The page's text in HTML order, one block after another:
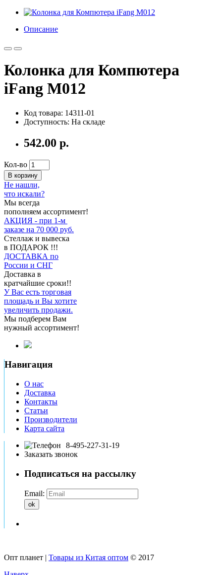
Описание
Колонка для Компютера
iFang M012
Код товара: 14311-01
Доступность: На складе
542.00 р.
Кол-во
В корзину
Не нашли,
что искали?
Мы всегда
пополняем ассортимент!
АКЦИЯ - при 1-м
заказе на 70 000 руб.
Стеллаж и вывеска
в ПОДАРОК !!!
ДОСТАВКА по
России и СНГ
Доставка в
кратчайшие сроки!!
У Вас есть торговая
площадь и Вы хотите
увеличить продажи.
Мы подберем Вам
нужный ассортимент!
Навигация
О нас
Доставка
Контакты
Статьи
Производители
Карта сайта
8-495-227-31-19
Заказать звонок
Подписаться на рассылку
Email:
ok
Опт планет | Товары из Китая оптом © 2017